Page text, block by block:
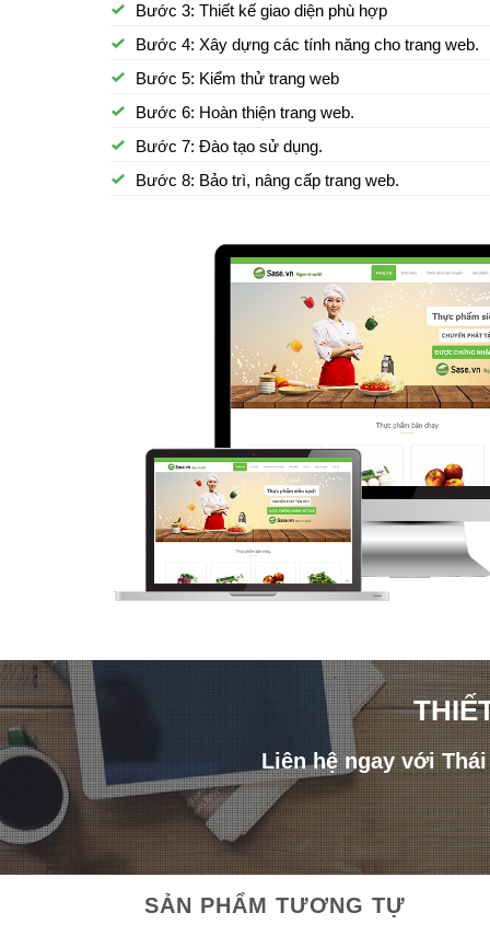
Bước 3: Thiết kế giao diện phù hợp
Bước 4: Xây dựng các tính năng cho trang web.
Bước 5: Kiểm thử trang web
Bước 6: Hoàn thiện trang web.
Bước 7: Đào tạo sử dụng.
Bước 8: Bảo trì, nâng cấp trang web.
Liên hệ ngay với
SẢN PHẨM TƯƠNG TỰ